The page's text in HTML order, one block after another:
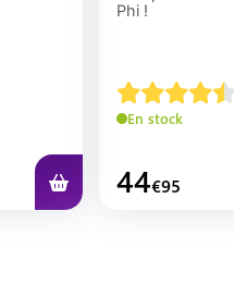
Phi !
En stock
44€95